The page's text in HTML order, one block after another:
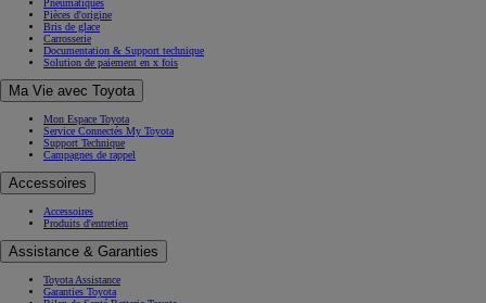
Pièces d'origine
Bris de glace
Carrosserie
Documentation & Support technique
Solution de paiement en x fois
Ma Vie avec Toyota
Mon Espace Toyota
Service Connectés My Toyota
Support Technique
Campagnes de rappel
Accessoires
Accessoires
Produits d'entretien
Assistance & Garanties
Toyota Assistance
Garanties Toyota